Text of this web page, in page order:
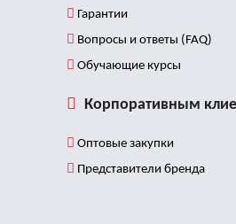
Гарантии
Вопросы и ответы (FAQ)
Обучающие курсы
Корпоративным
Оптовые закупки
Представители бренда